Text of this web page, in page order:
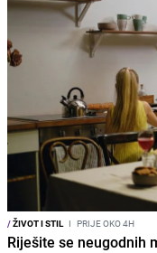
/ŽIVOT I STIL I PRIJE OKO 4H
Riješite se neugodnih